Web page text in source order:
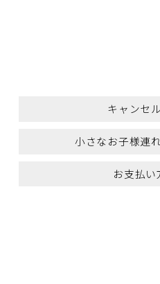
キャンセ
小さなお子様連
お支払い